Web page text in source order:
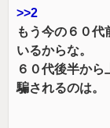
>>2
もう今の６０
いるからな。
６０代後半か
騙されるのは。